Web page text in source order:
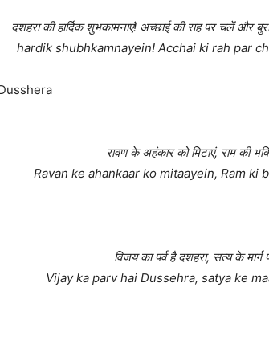
दशहरा की हार्दिक शुभकामनाएं! अच्छाई की
hardik shubhkamnayein! Acchai ki rah par
रावण के अहंकार को मिटाएं, राम की
Ravan ke ahankaar ko mitaayein, Ram ki
विजय का पर्व है दशहरा, सत्य के
Vijay ka parv hai Dussehra, satya ke